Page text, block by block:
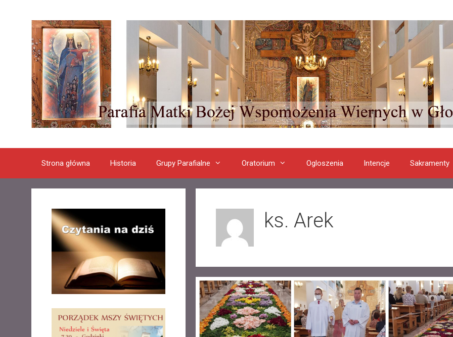
Strona główna Historia Grupy Parafialne Oratorium Ogloszenia Intencje Sakramenty
ks. Arek